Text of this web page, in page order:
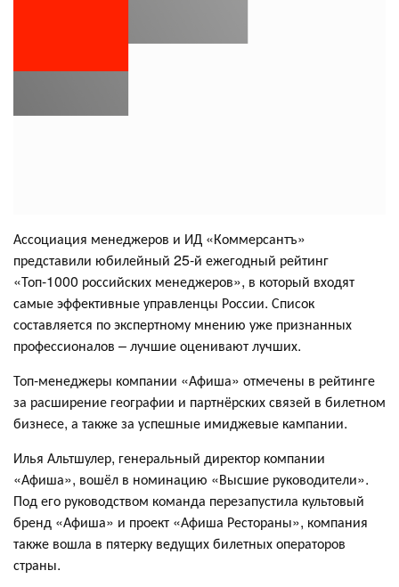
Ассоциация менеджеров и ИД «Коммерсантъ»
представили юбилейный 25-й ежегодный рейтинг
«Топ-1000 российских менеджеров», в который входят
самые эффективные управленцы России. Список
составляется по экспертному мнению уже признанных
профессионалов – лучшие оценивают лучших.
Топ-менеджеры компании «Афиша» отмечены в рейтинге
за расширение географии и партнёрских связей в билетном
бизнесе, а также за успешные имиджевые кампании.
Илья Альтшулер, генеральный директор компании
«Афиша», вошёл в номинацию «Высшие руководители».
Под его руководством команда перезапустила культовый
бренд «Афиша» и проект «Афиша Рестораны», компания
также вошла в пятерку ведущих билетных операторов
страны.